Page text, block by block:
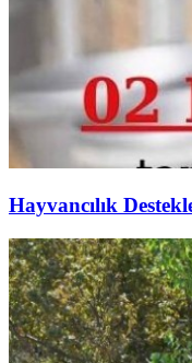
Hayvancılık